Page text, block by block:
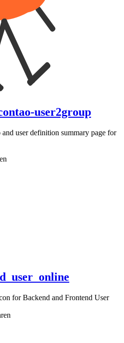
user2group
user definition summary page for
for Backend and Frontend User